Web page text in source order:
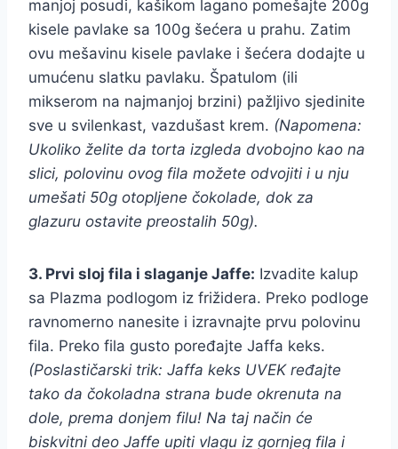
manjoj posudi, kašikom lagano pomešajte 200g
kisele pavlake sa 100g šećera u prahu. Zatim
ovu mešavinu kisele pavlake i šećera dodajte u
umućenu slatku pavlaku. Špatulom (ili
mikserom na najmanjoj brzini) pažljivo sjedinite
sve u svilenkast, vazdušast krem. (Napomena:
Ukoliko želite da torta izgleda dvobojno kao na
slici, polovinu ovog fila možete odvojiti i u nju
umešati 50g otopljene čokolade, dok za
glazuru ostavite preostalih 50g).
3. Prvi sloj fila i slaganje Jaffe: Izvadite kalup
sa Plazma podlogom iz frižidera. Preko podloge
ravnomerno nanesite i izravnajte prvu polovinu
fila. Preko fila gusto poređajte Jaffa keks.
(Poslastičarski trik: Jaffa keks UVEK ređajte
tako da čokoladna strana bude okrenuta na
dole, prema donjem filu! Na taj način će
biskvitni deo Jaffe upiti vlagu iz gornjeg fila i